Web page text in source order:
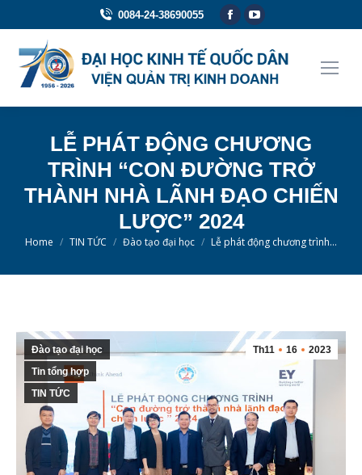
0084-24-38690055
Facebook
opens
in
YouTube
opens
in
LỄ PHÁT ĐỘNG CHƯƠNG
TRÌNH “CON ĐƯỜNG TRỞ
THÀNH NHÀ LÃNH ĐẠO CHIẾN
LƯỢC” 2024
You are here:
Home TIN TỨC Đào tạo đại học Lễ phát động chương trình…
Th11 16 2023
Đào tạo đại học
Tin tổng hợp
TIN TỨC